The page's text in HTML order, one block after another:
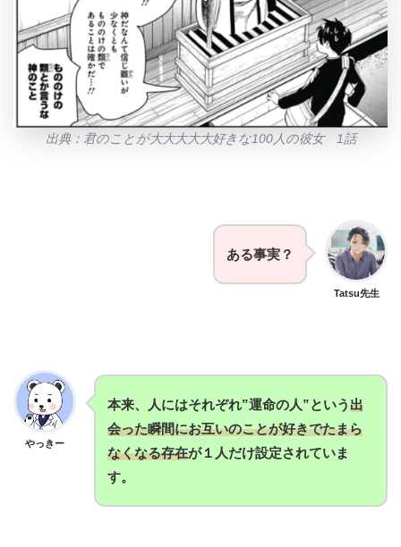
出典：君のことが大大大大大好きな100人の彼女 1話
Tatsu先生
ある事実？
やっきー
本来、人にはそれぞれ”運命の人”という出
会った瞬間にお互いのことが好きでたまら
なくなる存在が１人だけ設定されていま
す。